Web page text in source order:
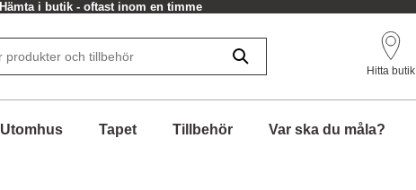
Hämta i butik - oftast inom en timme
Hitta butik
Utomhus Tapet Tillbehör Var ska du måla?